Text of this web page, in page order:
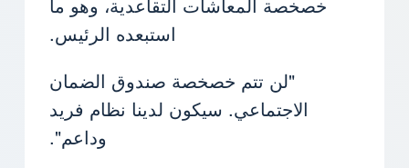
خصخصة المعاشات التقاعدية، وهو ما
استبعده الرئيس.
"لن تتم خصخصة صندوق الضمان
الاجتماعي. سيكون لدينا نظام فريد
وداعم".